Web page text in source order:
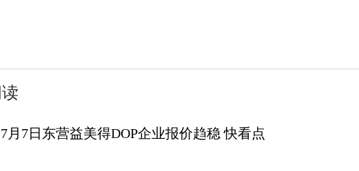
月7日东营益美得DOP企业报价趋稳 快看点